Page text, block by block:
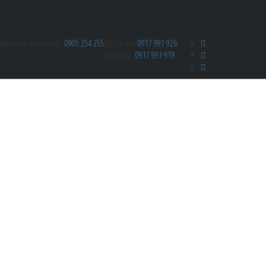
0917 991 926
0917 991 919
0905 254 255